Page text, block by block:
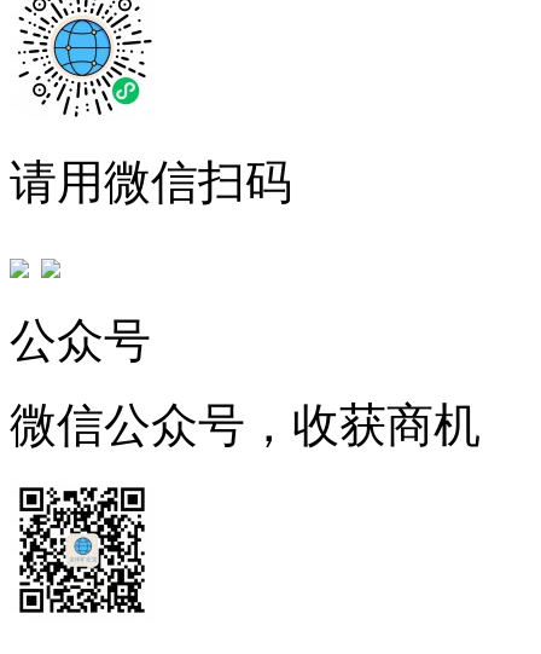
请用微信扫码
公众号
微信公众号，收获商机